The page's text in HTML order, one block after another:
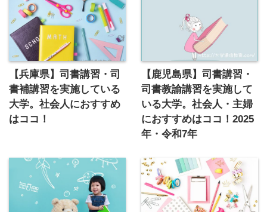
【兵庫県】司書講習・司
書補講習を実施している
大学。社会人におすすめ
はココ！
【鹿児島県】司書講習・
司書教諭講習を実施して
いる大学。社会人・主婦
におすすめはココ！2025
年・令和7年